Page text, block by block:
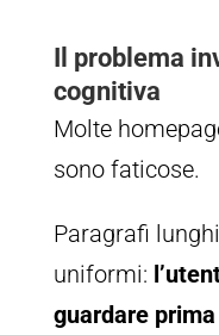
Il problema
cognitiva
Molte
sono faticose.
Paragrafi
uniformi:
guardare